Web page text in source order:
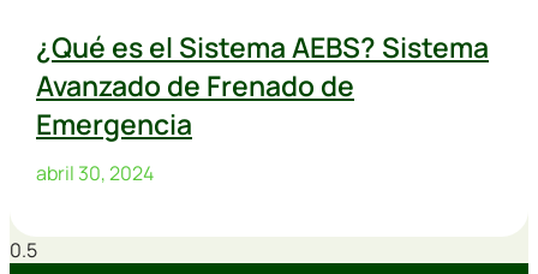
¿Qué es el Sistema AEBS? Sistema
Avanzado de Frenado de
Emergencia
abril 30, 2024